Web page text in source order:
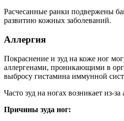
Расчесанные ранки подвержены
развитию кожных заболеваний.
Аллергия
Покраснение и зуд на коже ног
аллергенами, проникающими в
выбросу гистамина иммунной
Часто зуд на ногах возникает из-
Причины зуда ног: